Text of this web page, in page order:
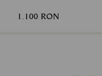
1.100 RON